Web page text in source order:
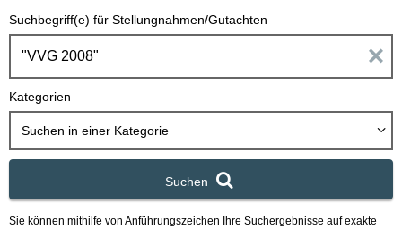
c
h
o
Suchbegriff(e) für Stellungnahmen/Gutachten
n
g
a
Kategorien
Suchen in einer Kategorie
Suchen
Sie können mithilfe von Anführungszeichen Ihre Suchergebnisse auf exakte